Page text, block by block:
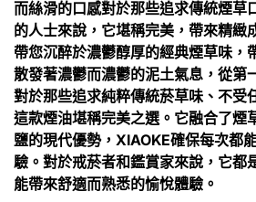
而絲滑的口感對於那些追求傳統煙草
的人士來說，它堪稱完美，帶來精緻
帶您沉醉於濃鬱醇厚的經典煙草味，
散發著濃鬱而濃鬱的泥土氣息，從第
對於那些追求純粹傳統菸草味、不受
這款煙油堪稱完美之選。它融合了煙
鹽的現代優勢，XIAOKE確保每次都
驗。對於戒菸者和鑑賞家來說，它都
能帶來舒適而熟悉的愉悅體驗。